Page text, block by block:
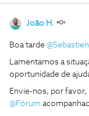
João H.
Boa tarde @Sebastien
Lamentamos a
oportunidade de
Envie-nos, por favor,
@Fórum